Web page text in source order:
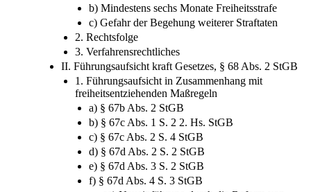
b) Mindestens sechs Monate Freiheitsstrafe
c) Gefahr der Begehung weiterer Straftaten
2. Rechtsfolge
3. Verfahrensrechtliches
II. Führungsaufsicht kraft Gesetzes, § 68 Abs. 2 StGB
1. Führungsaufsicht in Zusammenhang mit
freiheitsentziehenden Maßregeln
a) § 67b Abs. 2 StGB
b) § 67c Abs. 1 S. 2 2. Hs. StGB
c) § 67c Abs. 2 S. 4 StGB
d) § 67d Abs. 2 S. 2 StGB
e) § 67d Abs. 3 S. 2 StGB
f) § 67d Abs. 4 S. 3 StGB